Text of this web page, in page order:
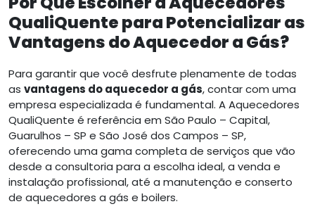
QualiQuente para Potencializar as
Vantagens do Aquecedor a Gás?
Para garantir que você desfrute plenamente de todas
as vantagens do aquecedor a gás, contar com uma
empresa especializada é fundamental. A Aquecedores
QualiQuente é referência em São Paulo – Capital,
Guarulhos – SP e São José dos Campos – SP,
oferecendo uma gama completa de serviços que vão
desde a consultoria para a escolha ideal, a venda e
instalação profissional, até a manutenção e conserto
de aquecedores a gás e boilers.